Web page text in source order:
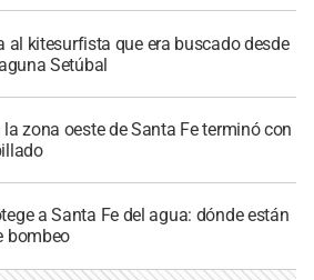
al kitesurfista que era buscado desde
Setúbal
la zona oeste de Santa Fe terminó con
a Santa Fe del agua: dónde están
bombeo